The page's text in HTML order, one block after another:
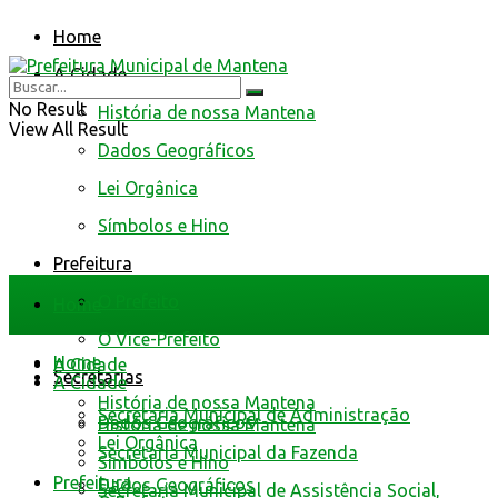
Home
A Cidade
História de nossa Mantena
Dados Geográficos
Lei Orgânica
Símbolos e Hino
Prefeitura
O Vice-Prefeito
Secretarias
Secretaria Municipal de Administração
Secretaria Municipal da Fazenda
Secretaria Municipal de Assistência Social,
No Result
View All Result
Home
A Cidade
História de nossa Mantena
Dados Geográficos
Home
A Cidade
História de nossa Mantena
Dados Geográficos
Lei Orgânica
Símbolos e Hino
Prefeitura